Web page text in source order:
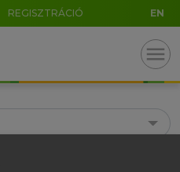
REGISZTRÁCIÓ EN
menu